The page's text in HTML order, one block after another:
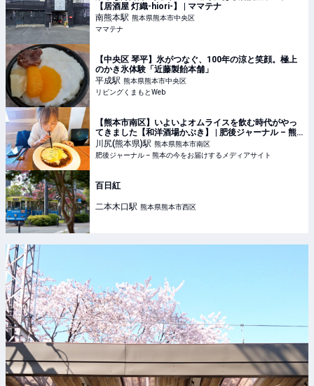
【居酒屋 灯織-hiori-】 | ママテナ
南熊本駅 熊本県熊本市中央区
ママテナ
【中央区 琴平】氷がつなぐ、100年の涼と笑顔。極上
のかき氷体験「近藤製飴本舗」
平成駅 熊本県熊本市中央区
リビングくまもとWeb
【熊本市南区】いよいよオムライスを飲む時代がやっ
てきました【和洋酒場かぶき】 | 肥後ジャーナル – 熊
本の今をお届けするメディアサイト
川尻(熊本県)駅 熊本県熊本市南区
肥後ジャーナル – 熊本の今をお届けするメディアサイト
百日紅
二本木口駅 熊本県熊本市西区